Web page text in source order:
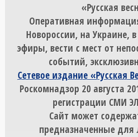
«Русская
Оперативная
Новороссии, на
эфиры, вести с мест от
событий,
Сетевое издание «Русская
Роскомнадзор 20 августа
регистрации СМИ
Сайт может
предназначенные